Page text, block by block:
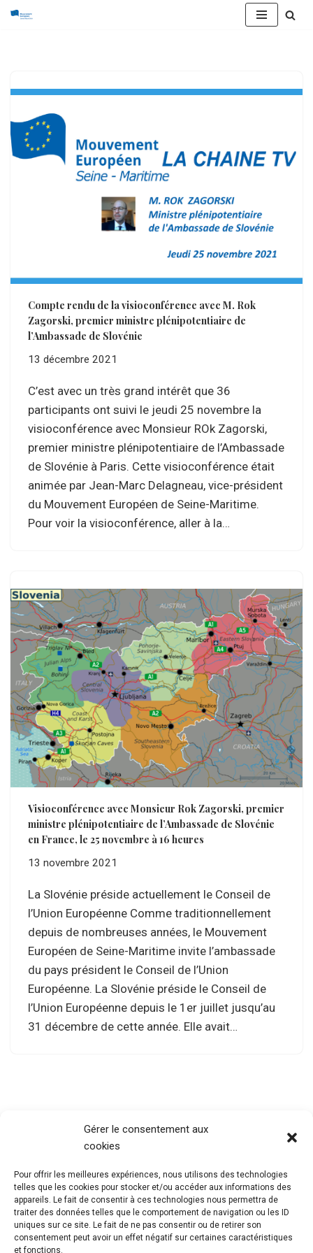
Gérer le consentement aux
cookies
Pour offrir les meilleures expériences, nous utilisons des technologies
telles que les cookies pour stocker et/ou accéder aux informations des
appareils. Le fait de consentir à ces technologies nous permettra de
traiter des données telles que le comportement de navigation ou les ID
uniques sur ce site. Le fait de ne pas consentir ou de retirer son
consentement peut avoir un effet négatif sur certaines caractéristiques
et fonctions.
Compte rendu de la visioconférence avec M. Rok
Zagorski, premier ministre plénipotentiaire de
l’Ambassade de Slovénie
13 décembre 2021
C’est avec un très grand intérêt que 36
participants ont suivi le jeudi 25 novembre la
visioconférence avec Monsieur ROk Zagorski,
premier ministre plénipotentiaire de l’Ambassade
de Slovénie à Paris. Cette visioconférence était
animée par Jean-Marc Delagneau, vice-président
du Mouvement Européen de Seine-Maritime.
Pour voir la visioconférence, aller à la…
Visioconférence avec Monsieur Rok Zagorski, premier
ministre plénipotentiaire de l’Ambassade de Slovénie
en France, le 25 novembre à 16 heures
13 novembre 2021
La Slovénie préside actuellement le Conseil de
l’Union Européenne Comme traditionnellement
depuis de nombreuses années, le Mouvement
Européen de Seine-Maritime invite l’ambassade
du pays président le Conseil de l’Union
Européenne. La Slovénie préside le Conseil de
l’Union Européenne depuis le 1er juillet jusqu’au
31 décembre de cette année. Elle avait…